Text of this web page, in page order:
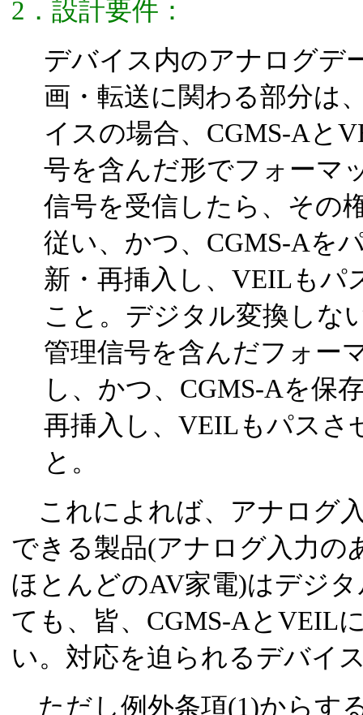
2．設計要件：
デバイス内のアナログデ
画・転送に関わる部分は
イスの場合、CGMS-Aと
号を含んだ形でフォーマ
信号を受信したら、その
従い、かつ、CGMS-Aを
新・再挿入し、VEILもパ
こと。デジタル変換しな
管理信号を含んだフォー
し、かつ、CGMS-Aを保
再挿入し、VEILもパスさ
と。
これによれば、アナログ
できる製品(アナログ入力の
ほとんどのAV家電)はデジ
ても、皆、CGMS-AとVEIL
い。対応を迫られるデバイ
ただし例外条項(1)からす